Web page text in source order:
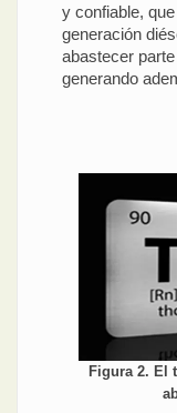
y confiable,
generación
abastecer
generando
Figura 2. El